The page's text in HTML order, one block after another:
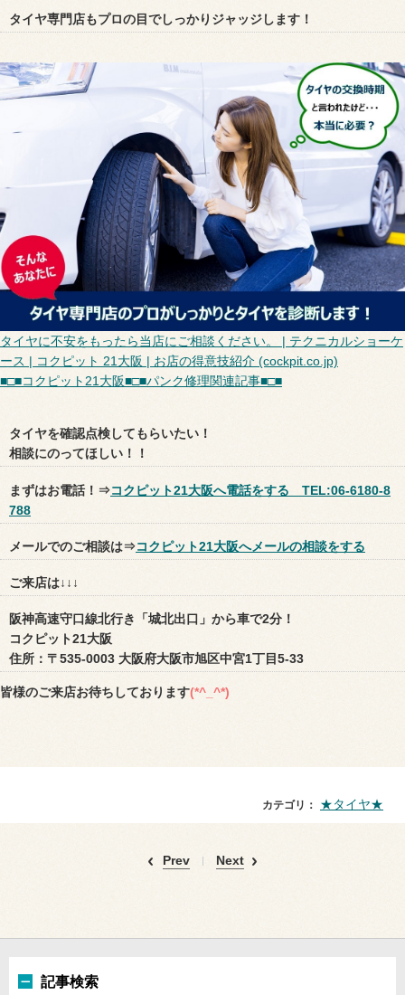
タイヤ専門店もプロの目でしっかりジャッジします！
タイヤに不安をもったら当店にご相談ください。 | テクニカルショーケ
ース | コクピット 21大阪 | お店の得意技紹介 (cockpit.co.jp)
■□■コクピット21大阪■□■パンク修理関連記事■□■
タイヤを確認点検してもらいたい！
相談にのってほしい！！
まずはお電話！⇒コクピット21大阪へ電話をする TEL:06-6180-8
788
メールでのご相談は⇒コクピット21大阪へメールの相談をする
ご来店は↓↓↓
阪神高速守口線北行き「城北出口」から車で2分！
コクピット21大阪
住所：〒535-0003 大阪府大阪市旭区中宮1丁目5-33
皆様のご来店お待ちしております(*^_^*)
カテゴリ： ★タイヤ★
Prev Next
記事検索